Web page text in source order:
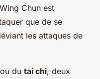
Chun est
que de se
les attaques de
ou du tai chi, deux